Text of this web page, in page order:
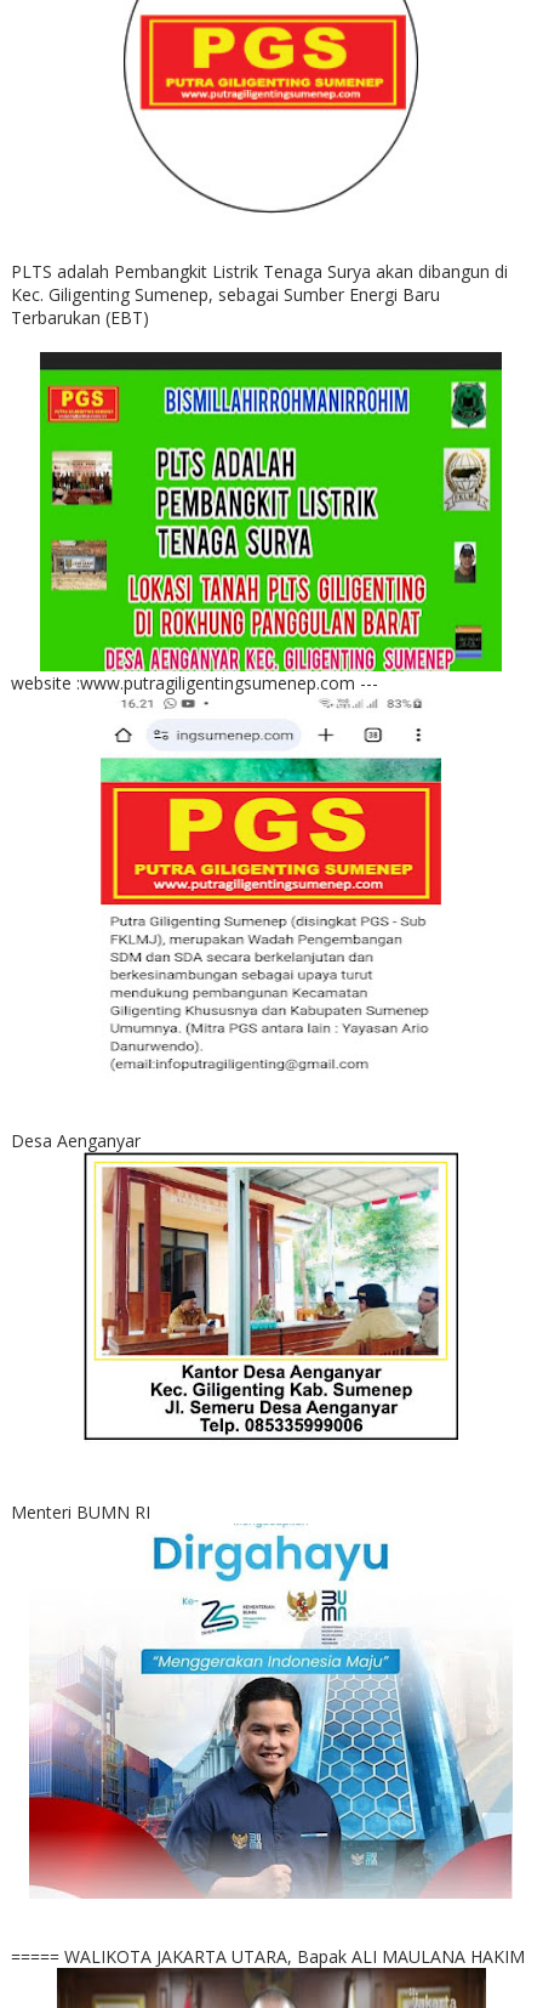
PLTS adalah Pembangkit Listrik Tenaga Surya akan dibangun di
Kec. Giligenting Sumenep, sebagai Sumber Energi Baru
Terbarukan (EBT)
website :www.putragiligentingsumenep.com ---
Desa Aenganyar
Menteri BUMN RI
===== WALIKOTA JAKARTA UTARA, Bapak ALI MAULANA HAKIM